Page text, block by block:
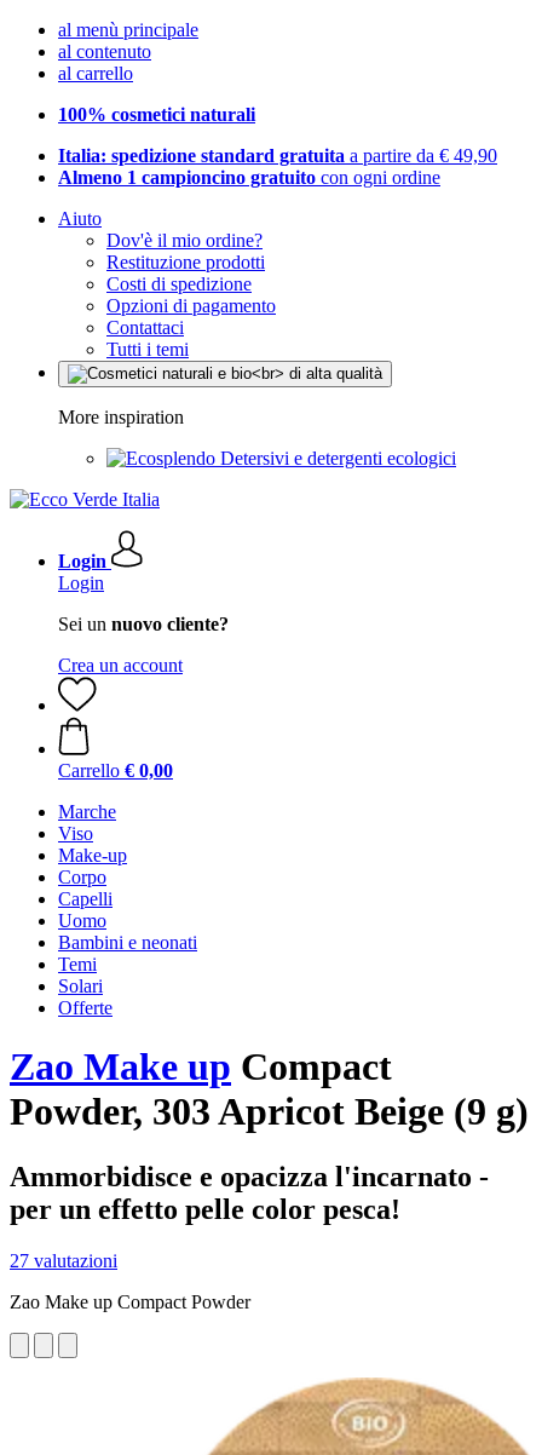
al menù principale
al contenuto
al carrello
100% cosmetici naturali
Italia: spedizione standard gratuita a partire da € 49,90
Almeno 1 campioncino gratuito con ogni ordine
Aiuto
Dov'è il mio ordine?
Restituzione prodotti
Costi di spedizione
Opzioni di pagamento
Contattaci
Tutti i temi
More inspiration
Detersivi e detergenti ecologici
Login
Login
Sei un nuovo cliente?
Crea un account
Carrello € 0,00
Marche
Viso
Make-up
Corpo
Capelli
Uomo
Bambini e neonati
Temi
Solari
Offerte
Zao Make up Compact
Powder, 303 Apricot Beige (9 g)
Ammorbidisce e opacizza l'incarnato -
per un effetto pelle color pesca!
27 valutazioni
Zao Make up Compact Powder